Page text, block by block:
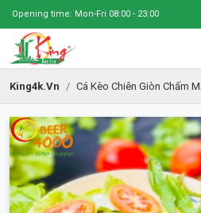
Opening time: Mon-Fri 08:00 - 23:00
King4k.vn Cá Kèo Chiên Giòn Chấm